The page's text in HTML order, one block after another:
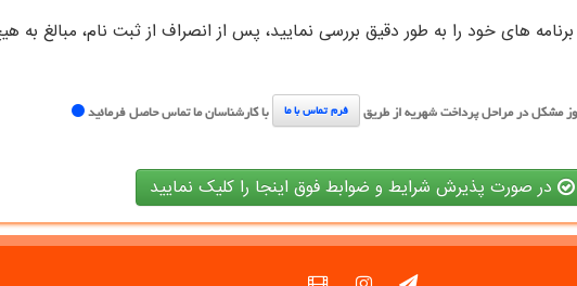
های خود را به طور دقیق بررسی نمایید، پس از انصراف از ثبت نام، مبالغ
مشکل در مراحل پرداخت شهریه از طریق فرم تماس با ما با کارشناسان ما تماس حاصل فرمائید
در صورت پذیرش شرایط و ضوابط فوق اینجا را کلیک نمایید